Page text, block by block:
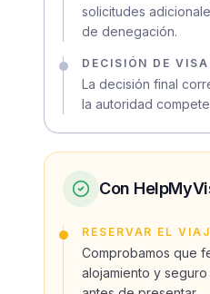
solicitudes
de denegación.
DECISIÓN DE VISA
La decisión final
la autoridad
Con
RESERVAR EL
Comprobamos que
alojamiento y